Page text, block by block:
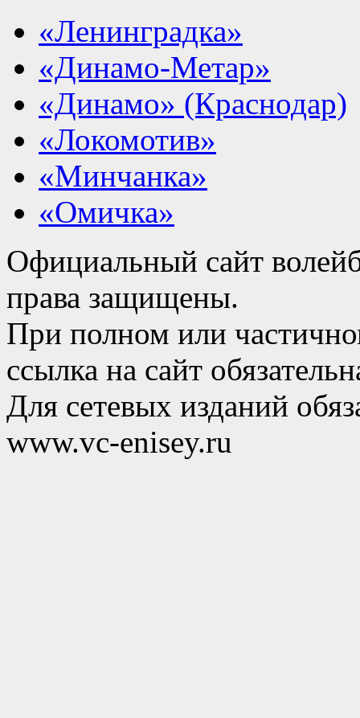
«Ленинградка»
«Динамо-Метар»
«Динамо» (Краснодар)
«Локомотив»
«Минчанка»
«Омичка»
Официальный сайт
права защищены.
При полном или
ссылка на сайт
Для сетевых изданий
www.vc-enisey.ru